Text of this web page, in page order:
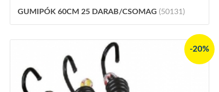
GUMIPÓK 60CM 25 DARAB/CSOMAG (50131)
-20%